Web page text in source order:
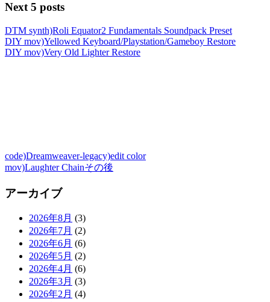
Next 5 posts
DTM synth)Roli Equator2 Fundamentals Soundpack Preset
DIY mov)Yellowed Keyboard/Playstation/Gameboy Restore
DIY mov)Very Old Lighter Restore
code)Dreamweaver-legacy)edit color
mov)Laughter Chainその後
アーカイブ
2026年8月 (3)
2026年7月 (2)
2026年6月 (6)
2026年5月 (2)
2026年4月 (6)
2026年3月 (3)
2026年2月 (4)